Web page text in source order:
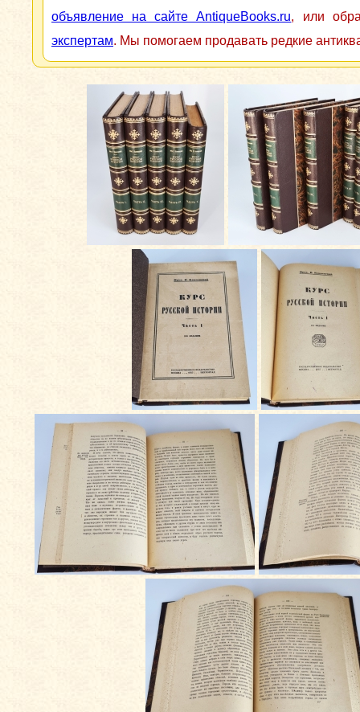
объявление на сайте AntiqueBooks.ru, или
экспертам. Мы помогаем продавать редкие